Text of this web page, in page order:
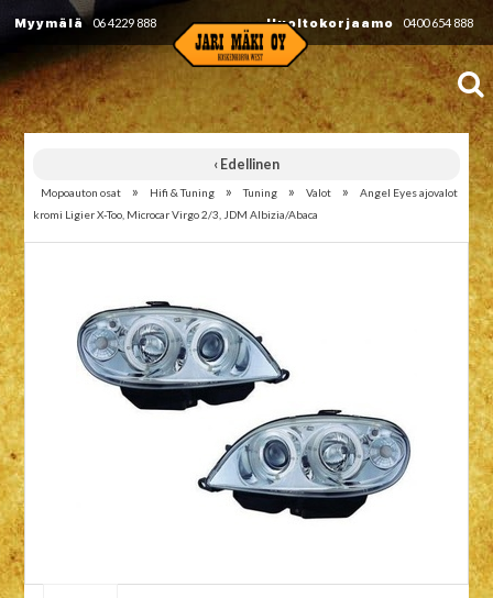
Myymälä 06 4229 888 Huoltokorjaamo 0400 654 888
‹ Edellinen
Mopoauton osat » Hifi & Tuning » Tuning » Valot »
Angel Eyes ajovalot
kromi Ligier X-Too, Microcar Virgo 2/3, JDM Albizia/Abaca